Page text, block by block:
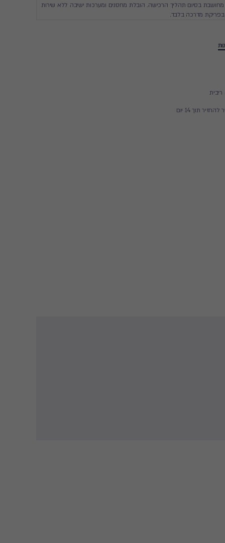
בסיום תהליך הרכישה. הובלת מחסנים ומערכות ישיבה ללא שירות
מדרכה בלבד.
תוך 14 יום